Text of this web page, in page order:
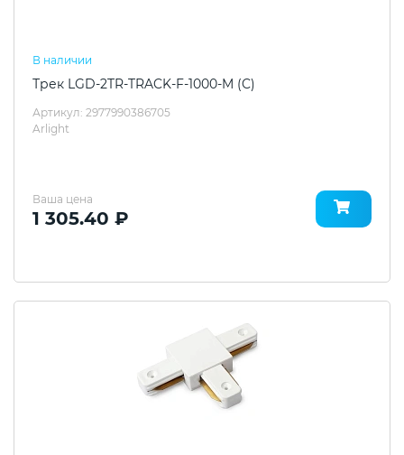
В наличии
Трек LGD-2TR-TRACK-F-1000-M (C)
Артикул: 2977990386705
Arlight
Ваша цена
1 305.40 ₽